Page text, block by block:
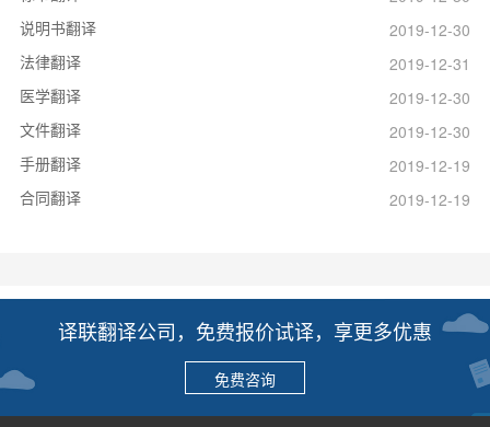
说明书翻译
2019-12-30
法律翻译
2019-12-31
医学翻译
2019-12-30
文件翻译
2019-12-30
手册翻译
2019-12-19
合同翻译
2019-12-19
译联翻译公司，免费报价试译，享更多优惠
免费咨询